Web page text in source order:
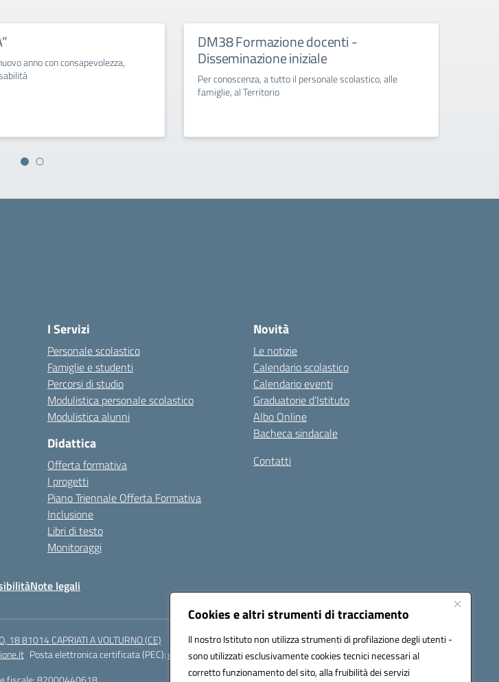
Cookies e altri strumenti di tracciamento
Il nostro Istituto non utilizza strumenti di profilazione degli utenti -
sono utilizzati esclusivamente cookies tecnici necessari al
corretto funzionamento del sito, alla fruibilità dei servizi
anno con consapevolezza,
DM38 Formazione docenti -
Disseminazione iniziale
Per conoscenza, a tutto il personale scolastico, alle
famiglie, al Territorio
I Servizi
Personale scolastico
Famiglie e studenti
Percorsi di studio
Modulistica personale scolastico
Modulistica alunni
Didattica
Offerta formativa
I progetti
Piano Triennale Offerta Formativa
Inclusione
Libri di testo
Monitoraggi
Novità
Le notizie
Calendario scolastico
Calendario eventi
Graduatorie d’Istituto
Albo Online
Bacheca sindacale
Contatti
Note legali
18 81014 CAPRIATI A VOLTURNO (CE)
Posta elettronica certificata (PEC):ceic85400b@pec.istruzione.it